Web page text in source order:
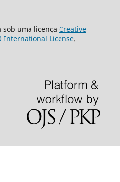
sob uma licença Creative
International License.